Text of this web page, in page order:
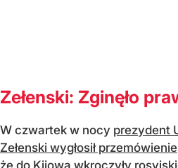
Zełenski: Zginęło
W czwartek w nocy prezydent
Zełenski wygłosił przemówienie
że do Kijowa wkroczyły